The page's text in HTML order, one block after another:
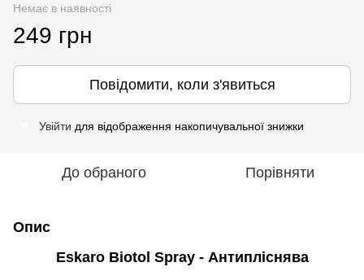
Немає в наявності
249 грн
Повідомити, коли з'явиться
Увійти для відображення накопичувальної знижки
До обраного Порівняти
Опис
Eskaro Biotol Spray - Антипліснява